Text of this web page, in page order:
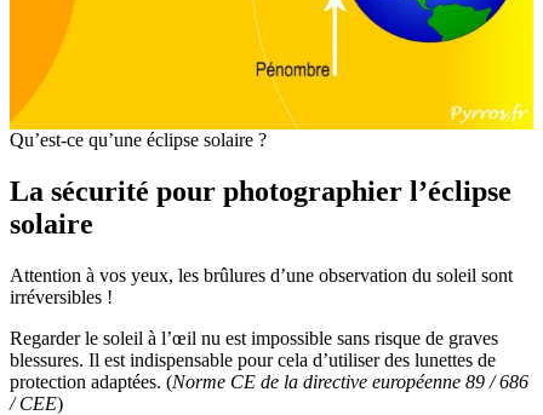
Qu’est-ce qu’une éclipse solaire ?
La sécurité pour photographier l’éclipse
solaire
Attention à vos yeux, les brûlures d’une observation du soleil sont
irréversibles !
Regarder le soleil à l’œil nu est impossible sans risque de graves
blessures. Il est indispensable pour cela d’utiliser des lunettes de
protection adaptées. (Norme CE de la directive européenne 89 / 686
/ CEE)